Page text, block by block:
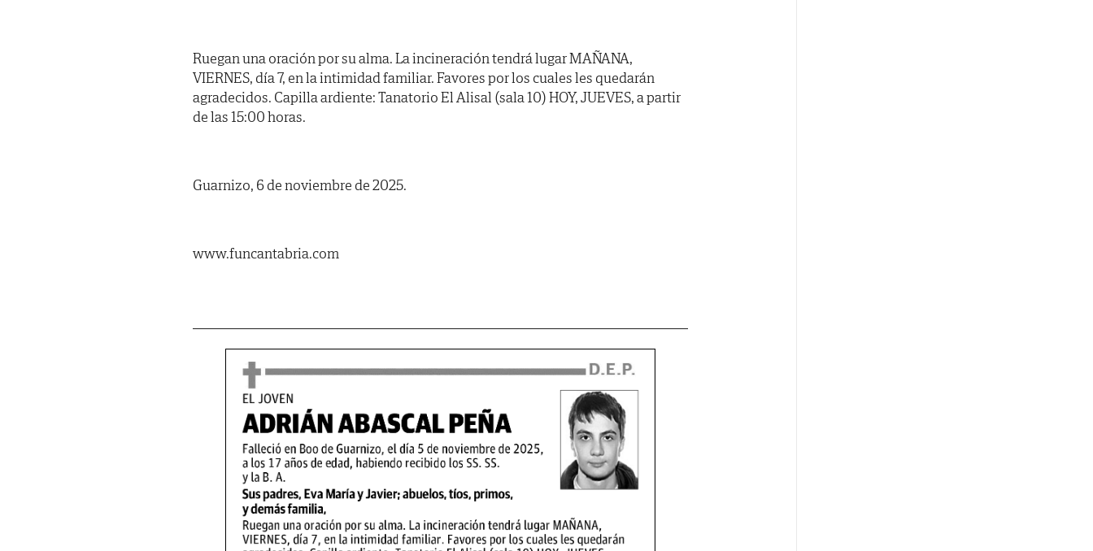
Ruegan una oración por su alma. La incineración tendrá lugar MAÑANA,
VIERNES, día 7, en la intimidad familiar. Favores por los cuales les quedarán
agradecidos. Capilla ardiente: Tanatorio El Alisal (sala 10) HOY, JUEVES, a partir
de las 15:00 horas.
Guarnizo, 6 de noviembre de 2025.
www.funcantabria.com